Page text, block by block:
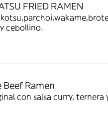
FRIED RAMEN
cebollino.
Beef Ramen
con salsa curry, ternera